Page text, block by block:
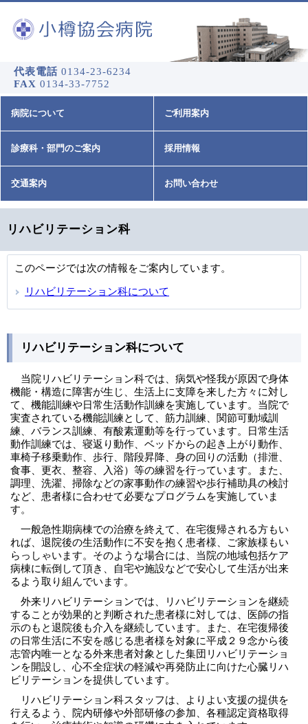
代表電話 0134-23-6234
FAX 0134-33-7752
病院について ご利用案内
診療科・部門のご案内 採用情報
交通案内 お問い合わせ
リハビリテーション科
このページでは次の情報をご案内しています。
リハビリテーション科について
リハビリテーション科について
当院リハビリテーション科では、病気や怪我が原因で身体
機能・構造に障害が生じ、生活上に支障を来した方々に対し
て、機能訓練や日常生活動作訓練を実施しています。当院で
実査されている機能訓練として、筋力訓練、関節可動域訓
練、バランス訓練、有酸素運動等を行っています。日常生活
動作訓練では、寝返り動作、ベッドからの起き上がり動作、
車椅子移乗動作、歩行、階段昇降、身の回りの活動（排泄、
食事、更衣、整容、入浴）等の練習を行っています。また、
調理、洗濯、掃除などの家事動作の練習や歩行補助具の検討
など、患者様に合わせて必要なプログラムを実施していま
す。
一般急性期病棟での治療を終えて、在宅復帰される方もい
れば、退院後の生活動作に不安を抱く患者様、ご家族様もい
らっしゃいます。そのような場合には、当院の地域包括ケア
病棟に転倒して頂き、自宅や施設などで安心して生活が出来
るよう取り組んでいます。
外来リハビリテーションでは、リハビリテーションを継続
することが効果的と判断された患者様に対しては、医師の指
示のもと退院後も介入を継続しています。また、在宅復帰後
の日常生活に不安を感じる患者様を対象に平成２９念から後
志管内唯一となる外来患者対象とした集団リハビリテーショ
ンを開設し、心不全症状の軽減や再発防止に向けた心臓リハ
ビリテーションを提供しています。
リハビリテーション科スタッフは、よりよい支援の提供を
行えるよう、院内研修や外部研修の参加、各種認定資格取得